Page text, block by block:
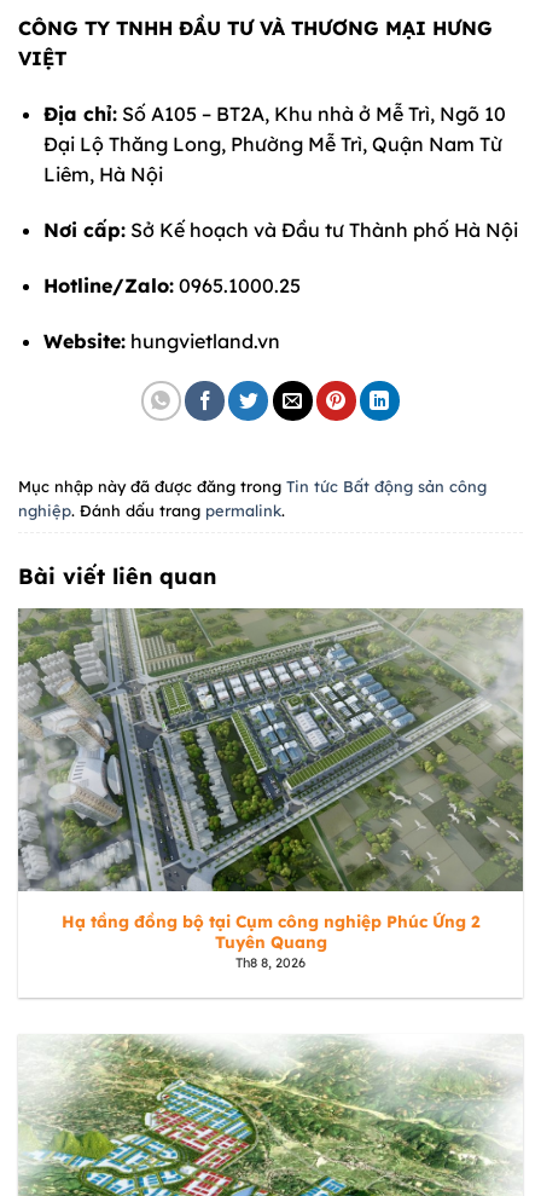
CÔNG TY TNHH ĐẦU TƯ VÀ THƯƠNG MẠI HƯNG
VIỆT
Địa chỉ:Số A105 – BT2A, Khu nhà ở Mễ Trì, Ngõ 10
Đại Lộ Thăng Long, Phường Mễ Trì, Quận Nam Từ
Liêm, Hà Nội
Nơi cấp:Sở Kế hoạch và Đầu tư Thành phố Hà Nội
Hotline/Zalo:0965.1000.25
Website:hungvietland.vn
Mục nhập này đã được đăng trong Tin tức Bất động sản công
nghiệp. Đánh dấu trang permalink.
Bài viết liên quan
Hạ tầng đồng bộ tại Cụm công nghiệp Phúc Ứng 2
Tuyên Quang
Th8 8, 2026